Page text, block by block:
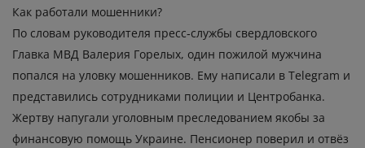
Как работали мошенники?
По словам руководителя пресс‑службы свердловского
Главка МВД Валерия Горелых, один пожилой мужчина
попался на уловку мошенников. Ему написали в Telegram и
представились сотрудниками полиции и Центробанка.
Жертву напугали уголовным преследованием якобы за
финансовую помощь Украине. Пенсионер поверил и отвёз